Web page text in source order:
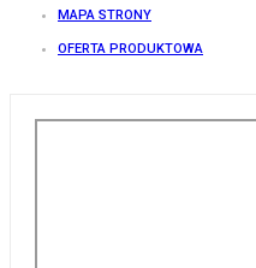
MAPA STRONY
OFERTA PRODUKTOWA